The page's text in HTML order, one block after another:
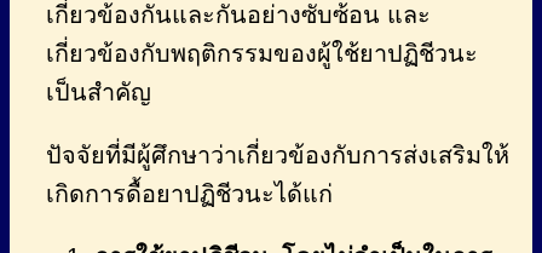
เกี่ยวข้องกันและกันอย่างซับซ้อน และ
เกี่ยวข้องกับพฤติกรรมของผู้ใช้ยาปฏิชีวนะ
เป็นสำคัญ
ปัจจัยที่มีผู้ศึกษาว่าเกี่ยวข้องกับการส่งเสริมให้
เกิดการดื้อยาปฏิชีวนะได้แก่